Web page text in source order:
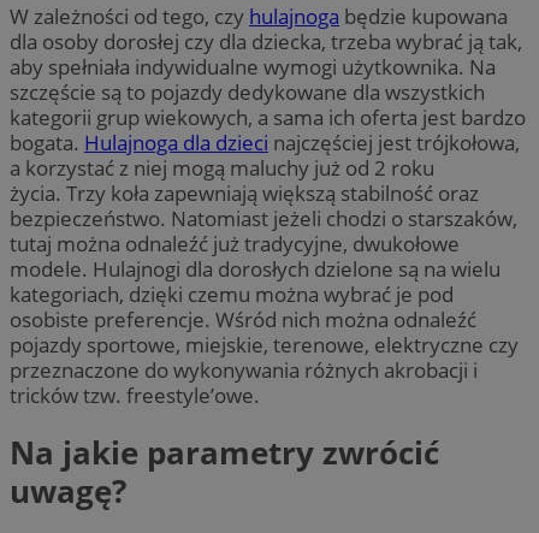
W zależności od tego, czy hulajnoga będzie kupowana
dla osoby dorosłej czy dla dziecka, trzeba wybrać ją tak,
aby spełniała indywidualne wymogi użytkownika. Na
szczęście są to pojazdy dedykowane dla wszystkich
kategorii grup wiekowych, a sama ich oferta jest bardzo
bogata. Hulajnoga dla dzieci najczęściej jest trójkołowa,
a korzystać z niej mogą maluchy już od 2 roku
życia. Trzy koła zapewniają większą stabilność oraz
bezpieczeństwo. Natomiast jeżeli chodzi o starszaków,
tutaj można odnaleźć już tradycyjne, dwukołowe
modele. Hulajnogi dla dorosłych dzielone są na wielu
kategoriach, dzięki czemu można wybrać je pod
osobiste preferencje. Wśród nich można odnaleźć
pojazdy sportowe, miejskie, terenowe, elektryczne czy
przeznaczone do wykonywania różnych akrobacji i
tricków tzw. freestyle’owe.
Na jakie parametry zwrócić
uwagę?